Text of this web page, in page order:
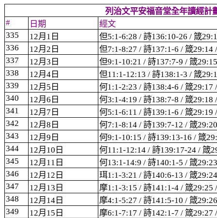
列治文平安福音堂全年讀經計
#
日期
經文
335
12月 1 日 但5:1-6:28 / 詩136:10-26 / 箴
336
12月 2 日 但7:1-8:27 / 詩137:1-6 / 箴29:14
337
12月 3 日 但9:1-10:21 / 詩137:7-9 / 箴
338
12月 4日 但11:1-12:13 / 詩138:1-3 / 箴
339
12月 5 日 何1:1-2:23 / 詩138:4-6 / 箴29:17
340
12月 6 日 何3:1-4:19 / 詩138:7-8 / 箴29:18
341
12月 7 日 何5:1-6:11 / 詩139:1-6 / 箴29:19
342
12月 8 日 何7:1-8:14 / 詩139:7-12 / 箴
343
12月 9 日 何9:1-10:15 / 詩139:13-16 / 箴
344
12月 10 日 何11:1-12:14 / 詩139:17-24 / 箴
345
12月 11 日 何13:1-14:9 / 詩140:1-5 / 箴
346
12月 12 日 珥1:1-3:21 / 詩140:6-13 / 箴
347
12月 13 日 摩1:1-3:15 / 詩141:1-4 / 箴29:25
348
12月 14日 摩4:1-5:27 / 詩141:5-10 / 箴
349
12月 15 日 摩6:1-7:17 / 詩142:1-7 / 箴29:27